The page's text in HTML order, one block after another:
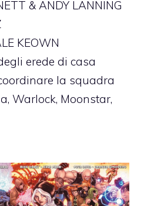
& ANDY LANNING
KEOWN
erede di casa
la squadra
Warlock, Moonstar,